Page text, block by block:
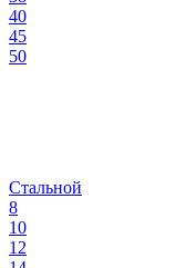
40
45
50
Стальной
8
10
12